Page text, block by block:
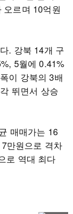
오르며 10억원
. 강북 14개 구
5월에 0.41%
이 강북의 3배
뛰면서 상승
매매가는 16
만원으로 격차
로 역대 최다